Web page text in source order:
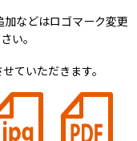
などはロゴマーク変更
い。
ていただきます。